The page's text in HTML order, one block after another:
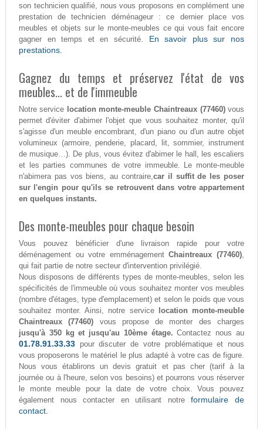
son technicien qualifié, nous vous proposons en complément une
prestation de technicien déménageur : ce dernier place vos
meubles et objets sur le monte-meubles ce qui vous fait encore
gagner en temps et en sécurité. En savoir plus sur nos
prestations.
Gagnez du temps et préservez l'état de vos
meubles... et de l'immeuble
Notre service location monte-meuble Chaintreaux (77460)vous
permet d'éviter d'abimer l'objet que vous souhaitez monter, qu'il
s'agisse d'un meuble encombrant, d'un piano ou d'un autre objet
volumineux (armoire, penderie, placard, lit, sommier, instrument
de musique…). De plus, vous évitez d'abimer le hall, les escaliers
et les parties communes de votre immeuble. Le monte-meuble
n'abimera pas vos biens, au contraire,car il suffit de les poser
sur l'engin pour qu'ils se retrouvent dans votre appartement
en quelques instants.
Des monte-meubles pour chaque besoin
Vous pouvez bénéficier d'une livraison rapide pour votre
déménagement ou votre emménagementChaintreaux (77460),
qui fait partie de notre secteur d'intervention privilégié.
Nous disposons de différents types de monte-meubles, selon les
spécificités de l'immeuble où vous souhaitez monter vos meubles
(nombre d'étages, type d'emplacement) et selon le poids que vous
souhaitez monter. Ainsi, notre service
location monte-meuble
Chaintreaux (77460) vous propose de monter des charges
jusqu'à 350 kg et jusqu'au 10ème étage. Contactez nous au
01.78.91.33.33pour discuter de votre problématique et nous
vous proposerons le matériel le plus adapté à votre cas de figure.
Nous vous établirons un devis gratuit et pas cher (tarif à la
journée ou à l'heure, selon vos besoins) et pourrons vous réserver
le monte meuble pour la date de votre choix. Vous pouvez
également nous contacter en utilisant notreformulaire de
contact.